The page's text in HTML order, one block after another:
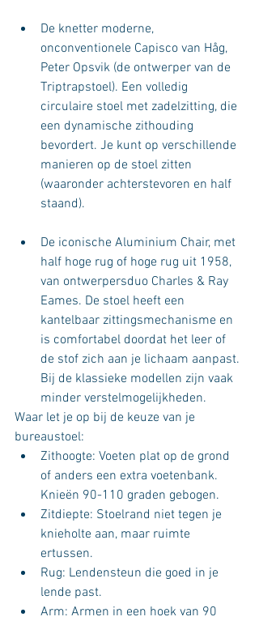
De knetter moderne,
onconventionele Capisco van Håg,
Peter Opsvik (de ontwerper van de
Triptrapstoel). Een volledig
circulaire stoel met zadelzitting, die
een dynamische zithouding
bevordert. Je kunt op verschillende
manieren op de stoel zitten
(waaronder achterstevoren en half
staand).
De iconische Aluminium Chair, met
half hoge rug of hoge rug uit 1958,
van ontwerpersduo Charles & Ray
Eames. De stoel heeft een
kantelbaar zittingsmechanisme en
is comfortabel doordat het leer of
de stof zich aan je lichaam aanpast.
Bij de klassieke modellen zijn vaak
minder verstelmogelijkheden.
Waar let je op bij de keuze van je
bureaustoel:
Zithoogte: Voeten plat op de grond
of anders een extra voetenbank.
Knieën 90-110 graden gebogen.
Zitdiepte: Stoelrand niet tegen je
knieholte aan, maar ruimte
ertussen.
Rug: Lendensteun die goed in je
lende past.
Arm: Armen in een hoek van 90